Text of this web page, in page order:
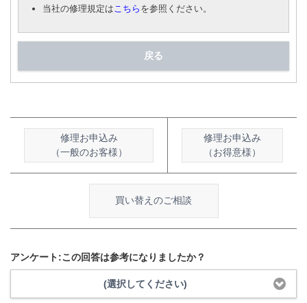
当社の修理規定はこちら を参照ください。
戻る
修理お申込み
（一般のお客様）
修理お申込み
（お得意様）
買い替えのご相談
アンケート:この回答は参考になりましたか？
(選択してください)